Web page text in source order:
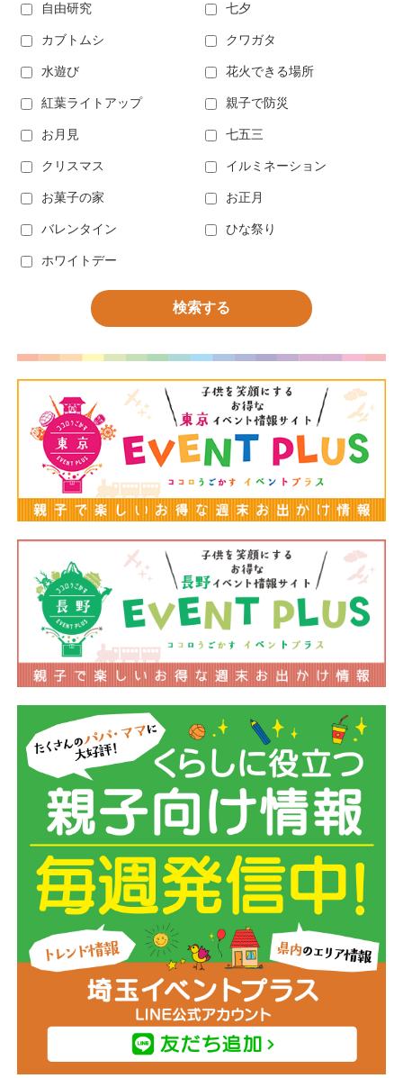
自由研究 七夕
カブトムシ クワガタ
水遊び 花火できる場所
紅葉ライトアップ 親子で防災
お月見 七五三
クリスマス イルミネーション
お菓子の家 お正月
バレンタイン ひな祭り
ホワイトデー